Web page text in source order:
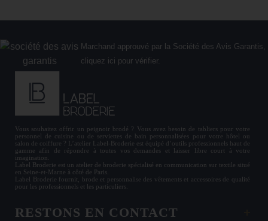
Marchand approuvé par la Société des Avis Garantis,
cliquez ici pour vérifier.
Vous souhaitez offrir un peignoir brodé ? Vous avez besoin de tabliers pour votre
personnel de cuisine ou de serviettes de bain personnalisées pour votre hôtel ou
salon de coiffure ? L’atelier Label-Broderie est équipé d’outils professionnels haut de
gamme afin de répondre à toutes vos demandes et laisser libre court à votre
imagination.
Label Broderie est un atelier de broderie spécialisé en communication sur textile situé
en Seine-et-Marne à côté de Paris.
Label Broderie fournit, brode et personnalise des vêtements et accessoires de qualité
pour les professionnels et les particuliers.
RESTONS EN CONTACT